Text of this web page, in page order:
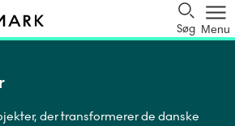
Søg Menu
der transformerer de danske